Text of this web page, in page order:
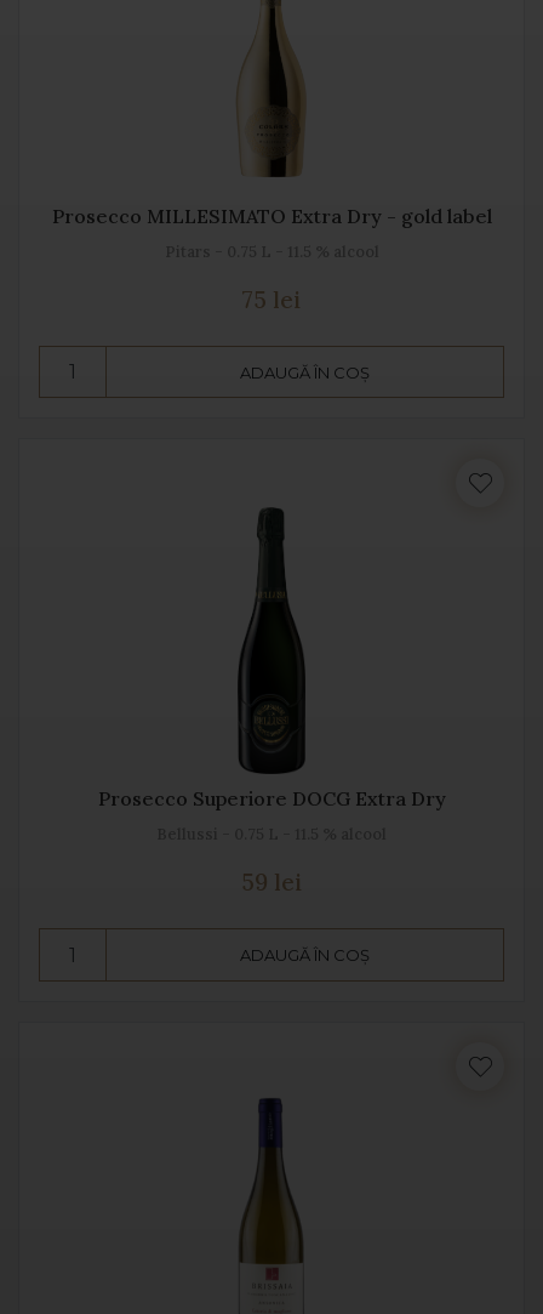
Prosecco MILLESIMATO Extra Dry - gold label
75 lei
ADAUGĂ ÎN COȘ
Prosecco Superiore DOCG Extra Dry
59 lei
ADAUGĂ ÎN COȘ